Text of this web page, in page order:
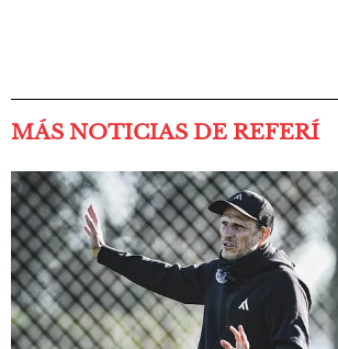
MÁS NOTICIAS DE REFERÍ